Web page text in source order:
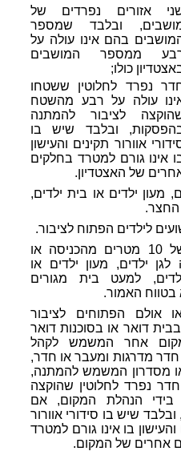
אזורים נפרדים של
ובלבד שמספר
בהם אינו עולה על
ממספר המושבים
כולו;
נפרד לחלוטין ששטחו
עולה על רבע מהשטח
לציבור להמתנה
ובלבד שיש בו
אוורור תקינים והעישון
אינו גורם למטרד בחלקים
של האצטדיון.
מעון ילדים או בית ילדים,
החצר.
לילדים הפתוח לציבור.
טווח של 10 מטרים מהכניסה או
לגן ילדים, מעון ילדים או
למעט בית מגורים
האמור.
אולם הפתוחים לציבור
דואר או בסוכנות דואר
אחר המשמש לקהל
מדרגות ומעבר או חדר,
מסדרון המשמש להמתנה,
נפרד לחלוטין שהוקצה
בידי הנהלת המקום, אם
שיש בו סידורי אוורור
והעישון בו אינו גורם למטרד
אחרים של המקום.